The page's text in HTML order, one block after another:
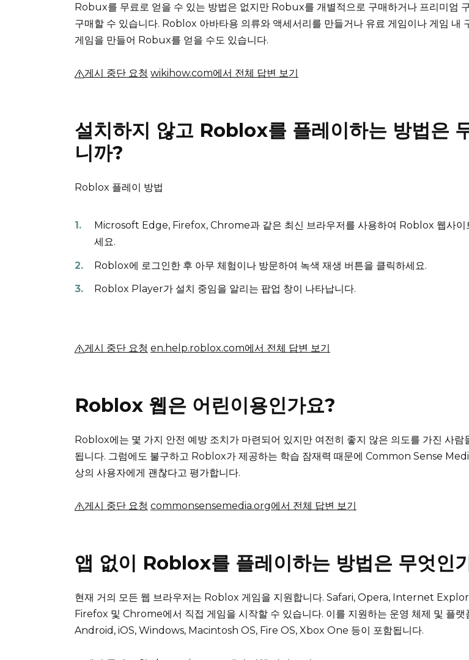
Robux를 무료로 얻을 수 있는 방법은 없지만 Robux를 개별적으로 구매하거나 프리미엄
구매할 수 있습니다. Roblox 아바타용 의류와 액세서리를 만들거나 유료 게임이나 게임 내
게임을 만들어 Robux를 얻을 수도 있습니다.
게시 중단 요청 wikihow.com에서 전체 답변 보기
설치하지 않고 Roblox를 플레이하는 방법은
니까?
Roblox 플레이 방법
Microsoft Edge, Firefox, Chrome과 같은 최신 브라우저를 사용하여 Roblox 웹사이
세요.
Roblox에 로그인한 후 아무 체험이나 방문하여 녹색 재생 버튼을 클릭하세요.
Roblox Player가 설치 중임을 알리는 팝업 창이 나타납니다.
게시 중단 요청 en.help.roblox.com에서 전체 답변 보기
Roblox 웹은 어린이용인가요?
Roblox에는 몇 가지 안전 예방 조치가 마련되어 있지만 여전히 좋지 않은 의도를 가진 사람
됩니다. 그럼에도 불구하고 Roblox가 제공하는 학습 잠재력 때문에 Common Sense
상의 사용자에게 괜찮다고 평가합니다.
게시 중단 요청 commonsensemedia.org에서 전체 답변 보기
앱 없이 Roblox를 플레이하는 방법은 무엇인
현재 거의 모든 웹 브라우저는 Roblox 게임을 지원합니다. Safari, Opera, Internet
Firefox 및 Chrome에서 직접 게임을 시작할 수 있습니다. 이를 지원하는 운영 체제 및 플랫
Android, iOS, Windows, Macintosh OS, Fire OS, Xbox One 등이 포함됩니다.